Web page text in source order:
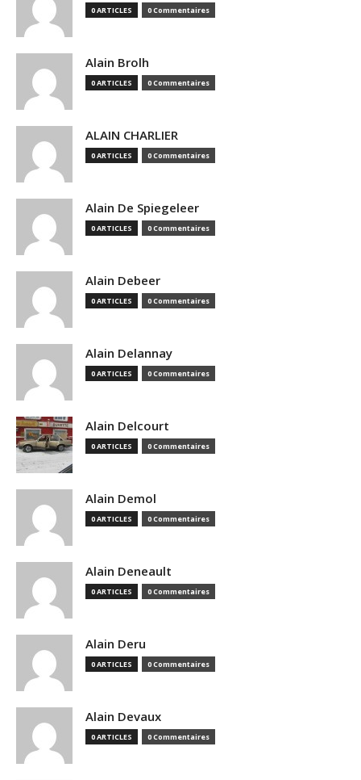
0 ARTICLES 0 Commentaires
Alain Brolh
0 ARTICLES 0 Commentaires
ALAIN CHARLIER
0 ARTICLES 0 Commentaires
Alain De Spiegeleer
0 ARTICLES 0 Commentaires
Alain Debeer
0 ARTICLES 0 Commentaires
Alain Delannay
0 ARTICLES 0 Commentaires
Alain Delcourt
0 ARTICLES 0 Commentaires
Alain Demol
0 ARTICLES 0 Commentaires
Alain Deneault
0 ARTICLES 0 Commentaires
Alain Deru
0 ARTICLES 0 Commentaires
Alain Devaux
0 ARTICLES 0 Commentaires